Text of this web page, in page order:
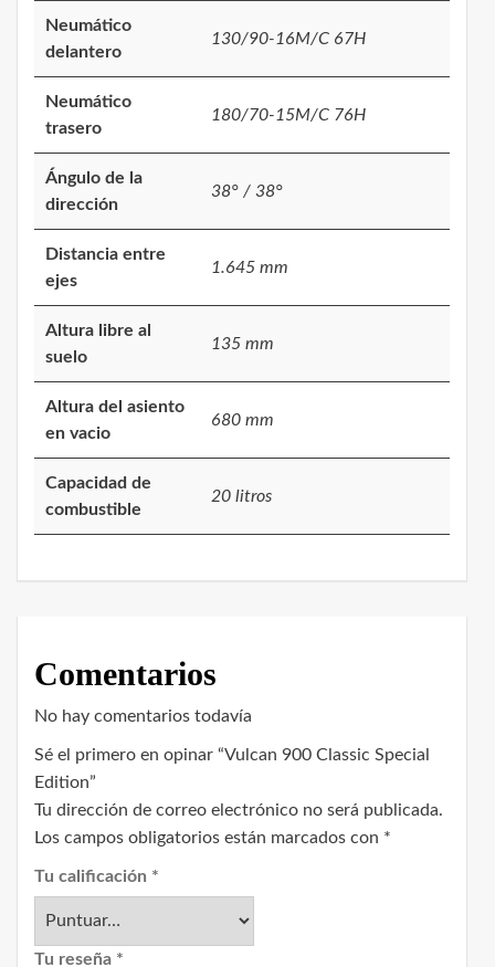
Neumático
delantero
130/90-16M/C 67H
Neumático
trasero
180/70-15M/C 76H
Ángulo de la
dirección
38° / 38°
Distancia entre
ejes
1.645 mm
Altura libre al
suelo
135 mm
Altura del asiento
en vacio
680 mm
Capacidad de
combustible
20 litros
Comentarios
No hay comentarios todavía
Sé el primero en opinar “Vulcan 900 Classic Special
Edition”
Tu dirección de correo electrónico no será publicada.
Los campos obligatorios están marcados con *
Tu calificación *
Tu reseña *